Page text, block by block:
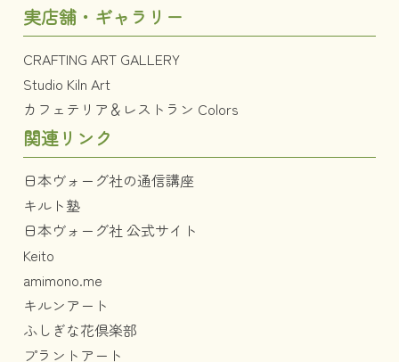
実店舗・ギャラリー
CRAFTING ART GALLERY
Studio Kiln Art
カフェテリア＆レストラン Colors
関連リンク
日本ヴォーグ社の通信講座
キルト塾
日本ヴォーグ社 公式サイト
Keito
amimono.me
キルンアート
ふしぎな花倶楽部
プラントアート